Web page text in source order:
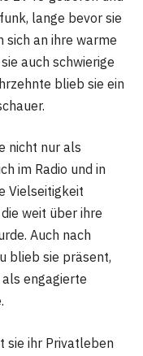
lange bevor sie
sich an ihre warme
auch schwierige
blieb sie ein
nicht nur als
im Radio und in
Vielseitigkeit
weit über ihre
Auch nach
blieb sie präsent,
engagierte
sie ihr Privatleben